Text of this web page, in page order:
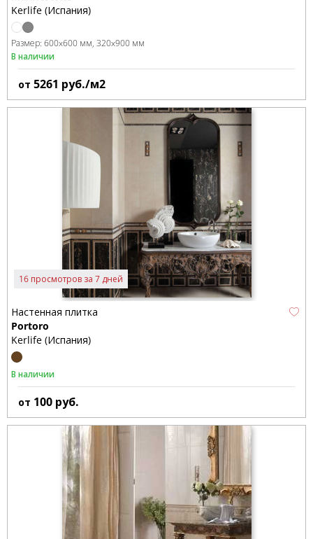
Kerlife (Испания)
Размер: 600x600 мм 320x900 мм
В наличии
от 5261 руб./м2
16 просмотров за 7 дней
Настенная плитка
Portoro
Kerlife (Испания)
В наличии
от 100 руб.